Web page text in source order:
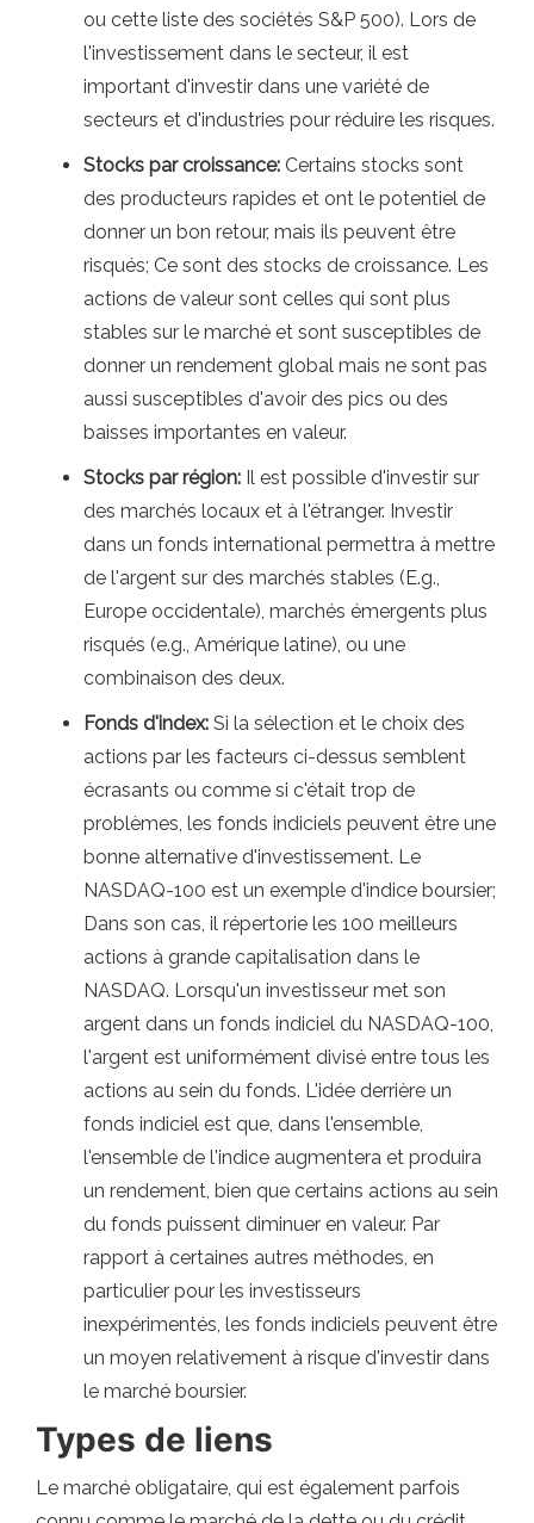
ou cette liste des sociétés S&P 500). Lors de
l'investissement dans le secteur, il est
important d'investir dans une variété de
secteurs et d'industries pour réduire les risques.
Stocks par croissance: Certains stocks sont
des producteurs rapides et ont le potentiel de
donner un bon retour, mais ils peuvent être
risqués; Ce sont des stocks de croissance. Les
actions de valeur sont celles qui sont plus
stables sur le marché et sont susceptibles de
donner un rendement global mais ne sont pas
aussi susceptibles d'avoir des pics ou des
baisses importantes en valeur.
Stocks par région: Il est possible d'investir sur
des marchés locaux et à l'étranger. Investir
dans un fonds international permettra à mettre
de l'argent sur des marchés stables (E.g.,
Europe occidentale), marchés émergents plus
risqués (e.g., Amérique latine), ou une
combinaison des deux.
Fonds d'index: Si la sélection et le choix des
actions par les facteurs ci-dessus semblent
écrasants ou comme si c'était trop de
problèmes, les fonds indiciels peuvent être une
bonne alternative d'investissement. Le
NASDAQ-100 est un exemple d'indice boursier;
Dans son cas, il répertorie les 100 meilleurs
actions à grande capitalisation dans le
NASDAQ. Lorsqu'un investisseur met son
argent dans un fonds indiciel du NASDAQ-100,
l'argent est uniformément divisé entre tous les
actions au sein du fonds. L'idée derrière un
fonds indiciel est que, dans l'ensemble,
l'ensemble de l'indice augmentera et produira
un rendement, bien que certains actions au sein
du fonds puissent diminuer en valeur. Par
rapport à certaines autres méthodes, en
particulier pour les investisseurs
inexpérimentés, les fonds indiciels peuvent être
un moyen relativement à risque d'investir dans
le marché boursier.
Types de liens
Le marché obligataire, qui est également parfois